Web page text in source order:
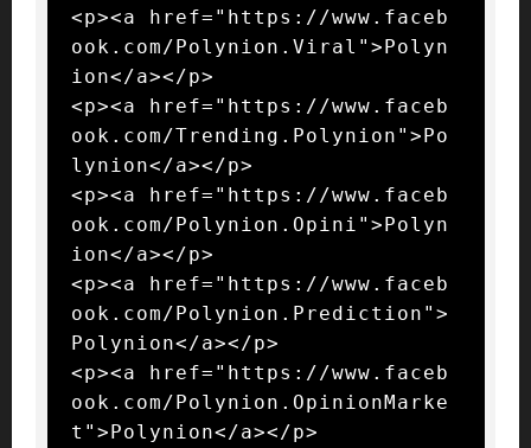
<p><a href="https://www.faceb
ook.com/Polynion.Viral">Polyn
ion</a></p>
<p><a href="https://www.faceb
ook.com/Trending.Polynion">Po
lynion</a></p>
<p><a href="https://www.faceb
ook.com/Polynion.Opini">Polyn
ion</a></p>
<p><a href="https://www.faceb
ook.com/Polynion.Prediction">
Polynion</a></p>
<p><a href="https://www.faceb
ook.com/Polynion.OpinionMarke
t">Polynion</a></p>